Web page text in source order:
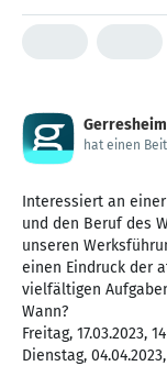
hat einen
Interessiert an
und den Beruf des
unseren
einen Eindruck der
vielfältigen
Wann?
Freitag, 17.03.2023,
Dienstag,